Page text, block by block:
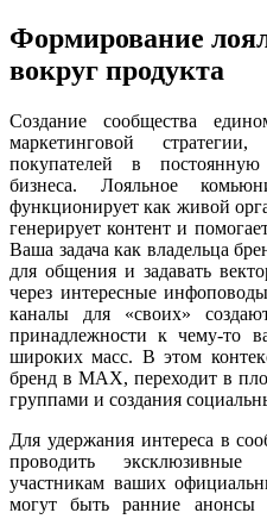
Формирование
вокруг продукта
Создание сообщества
маркетинговой
покупателей в
бизнеса. Лояльное
функционирует как живой
генерирует контент и
Ваша задача как владельца
для общения и задавать
через интересные
каналы для «своих»
принадлежности к чему-то
широких масс. В этом
бренд в MAX, переходит в
группами и создания
Для удержания интереса в
проводить
участникам ваших
могут быть ранние анонсы